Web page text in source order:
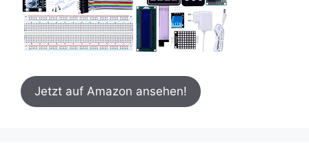
Jetzt auf Amazon ansehen!